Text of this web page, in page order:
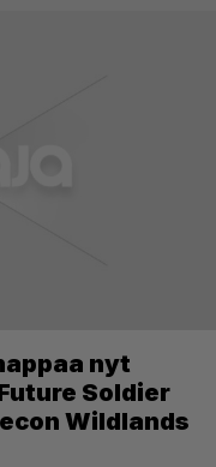
nyt
Soldier
Wildlands